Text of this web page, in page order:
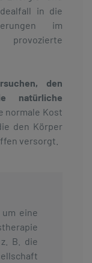
in die
im
den
natürliche
normale Kost
den Körper
versorgt.
eine
B. die